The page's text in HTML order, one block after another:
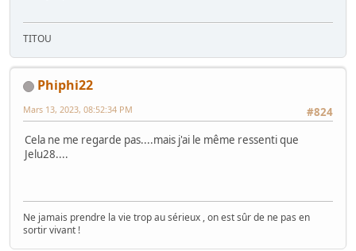
TITOU
Phiphi22
#824
Mars 13, 2023, 08:52:34 PM
Cela ne me regarde pas....mais j'ai le même ressenti que
Jelu28....
Ne jamais prendre la vie trop au sérieux , on est sûr de ne pas en
sortir vivant !